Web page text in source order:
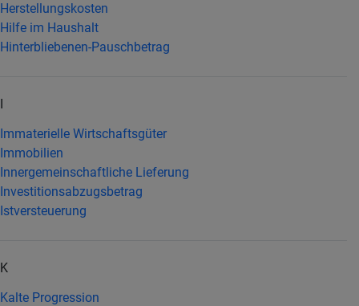
Herstellungskosten
Hilfe im Haushalt
Hinterbliebenen-Pauschbetrag
I
Immaterielle Wirtschaftsgüter
Immobilien
Innergemeinschaftliche Lieferung
Investitionsabzugsbetrag
Istversteuerung
K
Kalte Progression